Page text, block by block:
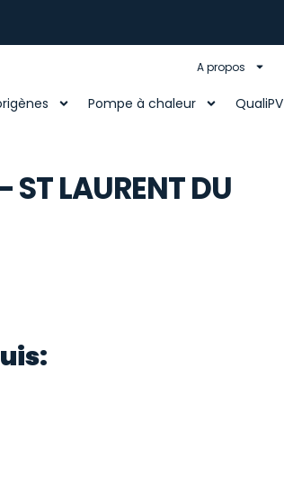
A propos
Pompe à chaleur QualiPV
LAURENT DU